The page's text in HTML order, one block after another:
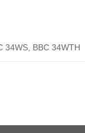
34WS, BBC 34WTH